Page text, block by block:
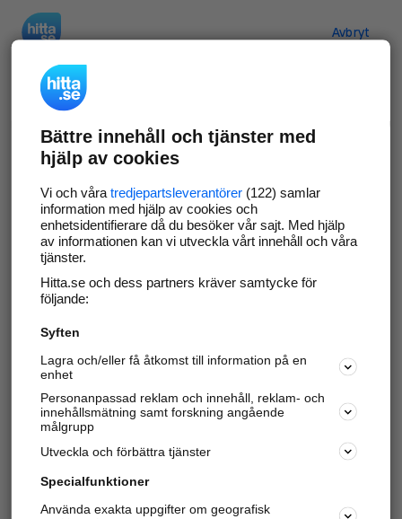
Avbryt
Verifiera ditt företag
Gör som 69 549företag
företagssida på hitta.se och syns bättre mot
kunder i ditt närområde. Helt kostnadsfritt.
Uppdatera din företagsinformation
Svara på och hantera dina omdömen
Har du redan verifierat ditt företag? Logga in
Varje vecka besöker du och4 miljoner
andra
Bättre innehåll och tjänster med
hjälp av cookies
Vi och våra tredjepartsleverantörer(122) samlar
information med hjälp av cookies och
enhetsidentifierare då du besöker vår sajt. Med hjälp
av informationen kan vi utveckla vårt innehåll och våra
tjänster.
Hitta.se och dess partners kräver samtycke för
följande:
Syften
Lagra och/eller få åtkomst till information på en
enhet
Personanpassad reklam och innehåll, reklam- och
innehållsmätning samt forskning angående
målgrupp
Utveckla och förbättra tjänster
Specialfunktioner
Använda exakta uppgifter om geografisk